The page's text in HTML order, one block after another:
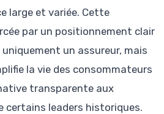
large et variée. Cette
par un positionnement clair
uniquement un assureur, mais
la vie des consommateurs
transparente aux
certains leaders historiques.